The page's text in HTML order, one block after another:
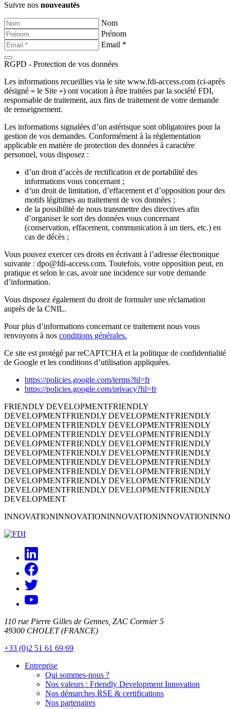
Suivre nos nouveautés
Nom
Prénom
Email *
RGPD - Protection de vos données
Les informations recueillies via le site www.fdi-access.com (ci-après
désigné « le Site ») ont vocation à être traitées par la société FDI,
responsable de traitement, aux fins de traitement de votre demande
de renseignement.
Les informations signalées d’un astérisque sont obligatoires pour la
gestion de vos demandes. Conformément à la réglementation
applicable en matière de protection des données à caractère
personnel, vous disposez :
d’un droit d’accès de rectification et de portabilité des
informations vous concernant ;
d’un droit de limitation, d’effacement et d’opposition pour des
motifs légitimes au traitement de vos données ;
de la possibilité de nous transmettre des directives afin
d’organiser le sort des données vous concernant
(conservation, effacement, communication à un tiers, etc.) en
cas de décès ;
Vous pouvez exercer ces droits en écrivant à l’adresse électronique
suivante : dpo@fdi-access.com. Toutefois, votre opposition peut, en
pratique et selon le cas, avoir une incidence sur votre demande
d’information.
Vous disposez également du droit de formuler une réclamation
auprès de la CNIL.
Pour plus d’informations concernant ce traitement nous vous
renvoyons à nos conditions générales.
Ce site est protégé par reCAPTCHA et la politique de confidentialité
de Google et les conditions d’utilisation appliquées.
https://policies.google.com/terms?hl=fr
https://policies.google.com/privacy?hl=fr
FRIENDLY DEVELOPMENTFRIENDLY
DEVELOPMENTFRIENDLY DEVELOPMENTFRIENDLY
DEVELOPMENTFRIENDLY DEVELOPMENTFRIENDLY
DEVELOPMENTFRIENDLY DEVELOPMENTFRIENDLY
DEVELOPMENTFRIENDLY DEVELOPMENTFRIENDLY
DEVELOPMENTFRIENDLY DEVELOPMENTFRIENDLY
DEVELOPMENTFRIENDLY DEVELOPMENTFRIENDLY
DEVELOPMENTFRIENDLY DEVELOPMENTFRIENDLY
DEVELOPMENTFRIENDLY DEVELOPMENTFRIENDLY
DEVELOPMENTFRIENDLY DEVELOPMENTFRIENDLY
DEVELOPMENT
INNOVATIONINNOVATIONINNOVATIONINNOVATION
110 rue Pierre Gilles de Gennes, ZAC Cormier 5
49300 CHOLET (FRANCE)
+33 (0)2 51 61 69 69
Entreprise
Qui sommes-nous ?
Nos valeurs : Friendly Development Innovation
Nos démarches RSE & certifications
Nos partenaires